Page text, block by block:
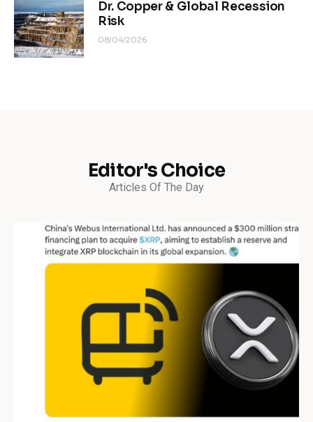
Dr. Copper & Global Recession
Risk
08/04/2026
Editor's Choice
Articles Of The Day